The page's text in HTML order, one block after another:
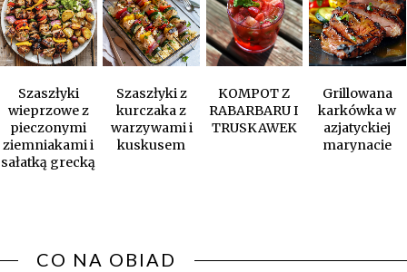
Szaszłyki
wieprzowe z
pieczonymi
ziemniakami i
sałatką grecką
Szaszłyki z
kurczaka z
warzywami i
kuskusem
KOMPOT Z
RABARBARU I
TRUSKAWEK
Grillowana
karkówka w
azjatyckiej
marynacie
CO NA OBIAD